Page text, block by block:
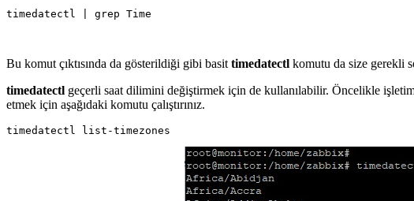
Bu komut çıktısında da gösterildiği gibi basit timedatectl komutu da size gerekli
timedatectl geçerli saat dilimini değiştirmek için de kullanılabilir. Öncelikle
etmek için aşağıdaki komutu çalıştırınız.